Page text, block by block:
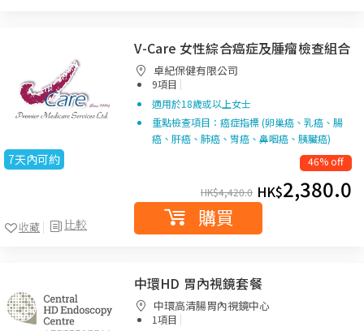
7天內可約
比較
收藏
V-Care 女性綜合癌症及腫瘤檢查組合
卓紀保健有限公司
9項目 |
適用於18歲或以上女士
重點檢查項目：癌症指標 (卵巢癌、乳癌、腸
癌、肝癌、肺癌、胃癌、鼻咽癌、胰臟癌)
46% off
HK$4,420.0 HK$2,380.0
購買
中環HD 胃內視鏡套餐
中環高清腸胃內視鏡中心
1項目 |